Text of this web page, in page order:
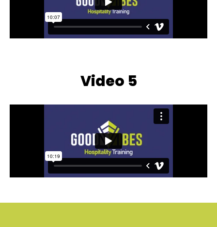
Video 5